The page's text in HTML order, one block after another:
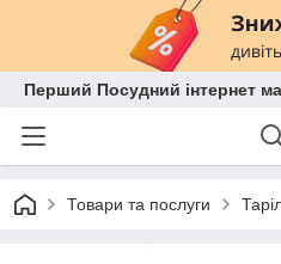
Перший Посудний інтернет
Товари та послуги